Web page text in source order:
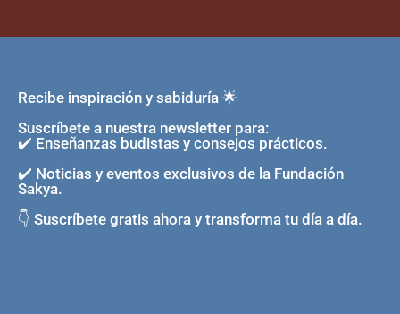
Recibe inspiración y sabiduría 🌟
Suscríbete a nuestra newsletter para:
✔️ Enseñanzas budistas y consejos prácticos.
✔️ Noticias y eventos exclusivos de la Fundación
Sakya.
👇 Suscríbete gratis ahora y transforma tu día a día.